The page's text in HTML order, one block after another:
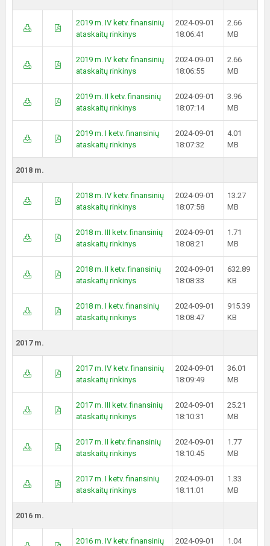
2019 m. IV ketv. finansinių
ataskaitų rinkinys
2024-09-01
18:06:41
2.66
MB
2019 m. IV ketv. finansinių
ataskaitų rinkinys
2024-09-01
18:06:55
2.66
MB
2019 m. II ketv. finansinių
ataskaitų rinkinys
2024-09-01
18:07:14
3.96
MB
2019 m. I ketv. finansinių
ataskaitų rinkinys
2024-09-01
18:07:32
4.01
MB
2018 m.
2018 m. IV ketv. finansinių
ataskaitų rinkinys
2024-09-01
18:07:58
13.27
MB
2018 m. III ketv. finansinių
ataskaitų rinkinys
2024-09-01
18:08:21
1.71
MB
2018 m. II ketv. finansinių
ataskaitų rinkinys
2024-09-01
18:08:33
632.89
KB
2018 m. I ketv. finansinių
ataskaitų rinkinys
2024-09-01
18:08:47
915.39
KB
2017 m.
2017 m. IV ketv. finansinių
ataskaitų rinkinys
2024-09-01
18:09:49
36.01
MB
2017 m. III ketv. finansinių
ataskaitų rinkinys
2024-09-01
18:10:31
25.21
MB
2017 m. II ketv. finansinių
ataskaitų rinkinys
2024-09-01
18:10:45
1.77
MB
2017 m. I ketv. finansinių
ataskaitų rinkinys
2024-09-01
18:11:01
1.33
MB
2016 m.
2016 m. IV ketv. finansinių
2024-09-01
1.04